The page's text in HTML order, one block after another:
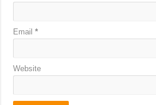
Email*
Website